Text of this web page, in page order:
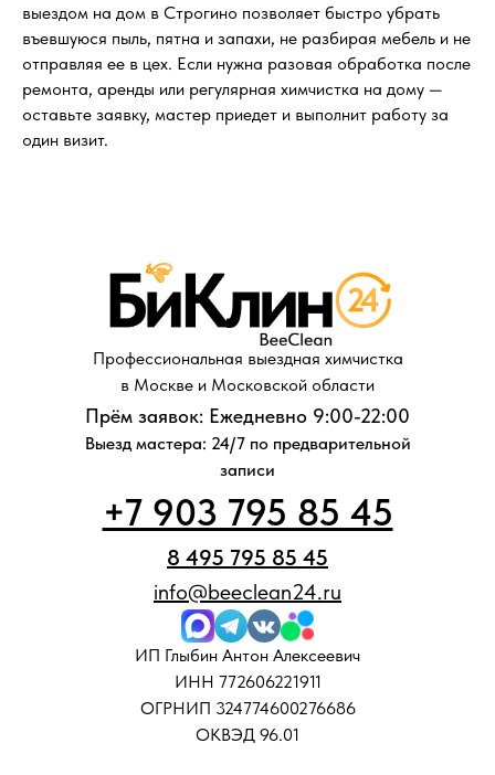
выездом на дом в Строгино позволяет быстро убрать
въевшуюся пыль, пятна и запахи, не разбирая мебель и не
отправляя ее в цех. Если нужна разовая обработка после
ремонта, аренды или регулярная химчистка на дому —
оставьте заявку, мастер приедет и выполнит работу за
один визит.
Профессиональная выездная химчистка
в Москве и Московской области
Прём заявок: Ежедневно 9:00-22:00
Выезд мастера: 24/7 по предварительной
записи
+7 903 795 85 45
8 495 795 85 45
info@beeclean24.ru
ИП Глыбин Антон Алексеевич
ИНН 772606221911
ОГРНИП 324774600276686
ОКВЭД 96.01